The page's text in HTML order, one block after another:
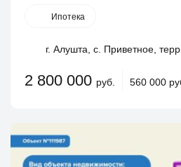
Ипотека
г. Алушта, с. Приветное,
2 800 000 руб. 560 000